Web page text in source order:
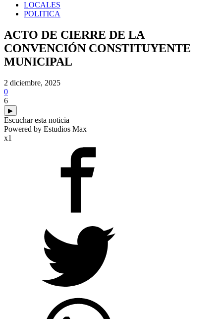
LOCALES
POLITICA
ACTO DE CIERRE DE LA
CONVENCIÓN CONSTITUYENTE
MUNICIPAL
2 diciembre, 2025
0
6
▶
Escuchar esta noticia
Powered by Estudios Max
x1